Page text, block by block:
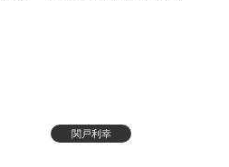
関戸利幸